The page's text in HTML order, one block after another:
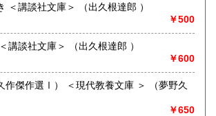
二十歳のあとさき ＜講談社文庫＞ （出久根達郎 ）
￥500
逢わばや見ばや ＜講談社文庫＞ （出久根達郎 ）
￥600
作選Ⅰ） ＜現代教養文庫 ＞ （夢野久
￥650